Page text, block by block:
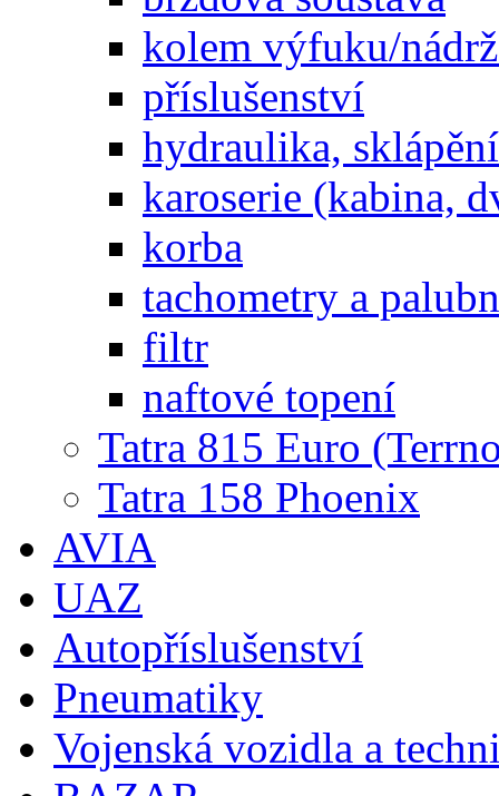
kolem výfuku/
příslušenství
hydraulika, sklápění
karoserie (kabina,
korba
tachometry a
filtr
naftové topení
Tatra 815 Euro
Tatra 158 Phoenix
AVIA
UAZ
Autopříslušenství
Pneumatiky
Vojenská vozidla a